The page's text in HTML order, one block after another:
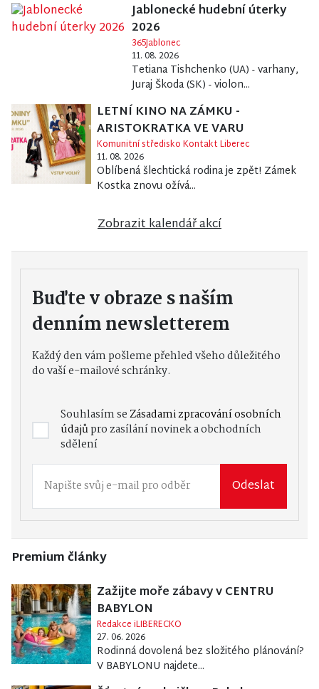
Jablonecké hudební úterky
2026
365Jablonec
11. 08. 2026
Tetiana Tishchenko (UA) - varhany,
Juraj Škoda (SK) - violon...
LETNÍ KINO NA ZÁMKU -
ARISTOKRATKA VE VARU
Komunitní středisko Kontakt Liberec
11. 08. 2026
Oblíbená šlechtická rodina je zpět! Zámek
Kostka znovu ožívá...
Zobrazit kalendář akcí
Buďte v obraze s naším
denním newsletterem
Každý den vám pošleme přehled všeho důležitého
do vaší e-mailové schránky.
Souhlasím seZásadami zpracování osobních
údajůpro zasílání novinek a obchodních
sdělení
Odeslat
Premium články
Zažijte moře zábavy v CENTRU
BABYLON
Redakce iLIBERECKO
27. 06. 2026
Rodinná dovolená bez složitého plánování?
V BABYLONU najdete...